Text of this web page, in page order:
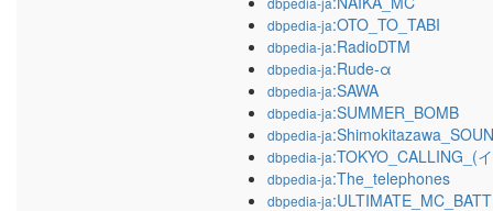
dbpedia-ja:OTO_TO_TABI
dbpedia-ja:RadioDTM
dbpedia-ja:Rude-α
dbpedia-ja:SAWA
dbpedia-ja:SUMMER_BOMB
dbpedia-ja
dbpedia-ja:TOKYO_CALLING_(
dbpedia-ja:The_telephones
dbpedia-ja